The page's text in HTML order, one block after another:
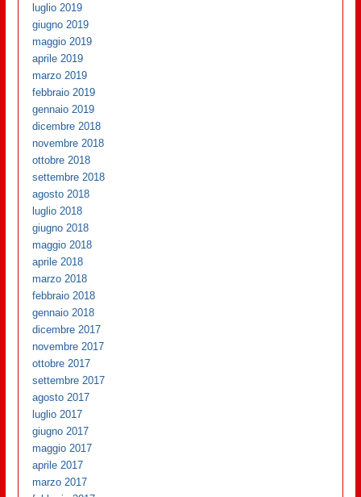
luglio 2019
giugno 2019
maggio 2019
aprile 2019
marzo 2019
febbraio 2019
gennaio 2019
dicembre 2018
novembre 2018
ottobre 2018
settembre 2018
agosto 2018
luglio 2018
giugno 2018
maggio 2018
aprile 2018
marzo 2018
febbraio 2018
gennaio 2018
dicembre 2017
novembre 2017
ottobre 2017
settembre 2017
agosto 2017
luglio 2017
giugno 2017
maggio 2017
aprile 2017
marzo 2017